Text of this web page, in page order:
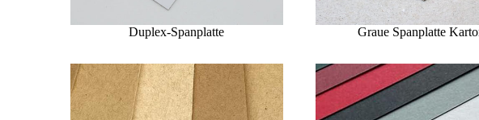
Duplex-Spanplatte Graue Spanplatte